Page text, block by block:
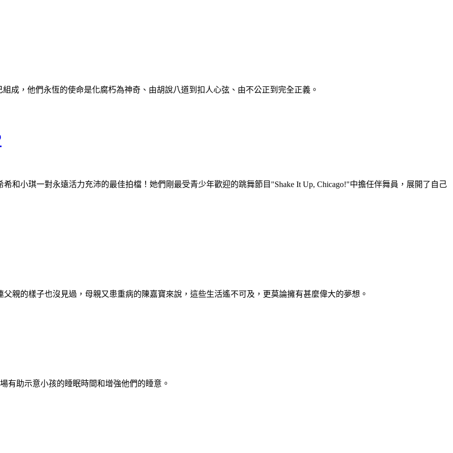
成，他們永恆的使命是化腐朽為神奇、由胡說八道到扣人心弦、由不公正到完全正義。
和小琪一對永遠活力充沛的最佳拍檔！她們剛最受青少年歡迎的跳舞節目"Shake It Up, Chicago!"中擔任伴舞員，展開了自己
親的樣子也沒見過，母親又患重病的陳嘉寶來說，這些生活遙不可及，更莫論擁有甚麼偉大的夢想。
有助示意小孩的睡眠時間和增強他們的睡意。